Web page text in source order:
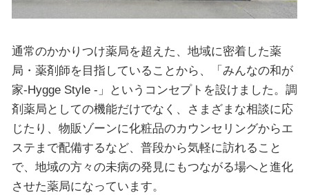
通常のかかりつけ薬局を超えた、地域に密着した薬
局・薬剤師を目指していることから、「みんなの和が
家-Hygge Style -」というコンセプトを設けました。調
剤薬局としての機能だけでなく、さまざまな相談に応
じたり、物販ゾーンに化粧品のカウンセリングからエ
ステまで配備するなど、普段から気軽に訪れること
で、地域の方々の未病の発見にもつながる場へと進化
させた薬局になっています。